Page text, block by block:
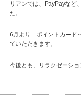
リアンでは、PayPayなど
た。
6月より、ポイントカード
ていただきます。
今後とも、リラクゼーショ